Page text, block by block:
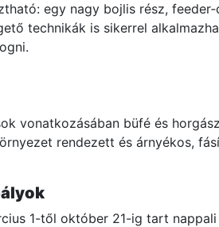
egy nagy bojlis rész,
technikák is sikerrel
vonatkozásában büfé és
rendezett és árnyékos,
1-től október 21-ig tart